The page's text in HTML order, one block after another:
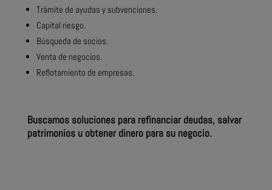
Trámite de ayudas y subvenciones.
Capital riesgo.
Búsqueda de socios.
Venta de negocios.
Reflotamiento de empresas.
Buscamos soluciones para refinanciar deudas, salvar
patrimonios u obtener dinero para su negocio.